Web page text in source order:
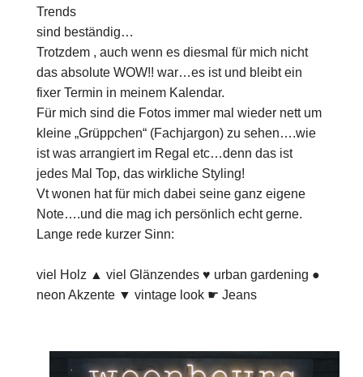
Trends
sind beständig…
Trotzdem , auch wenn es diesmal für mich nicht
das absolute WOW!! war…es ist und bleibt ein
fixer Termin in meinem Kalendar.
Für mich sind die Fotos immer mal wieder nett um
kleine „Grüppchen“ (Fachjargon) zu sehen….wie
ist was arrangiert im Regal etc…denn das ist
jedes Mal Top, das wirkliche Styling!
Vt wonen hat für mich dabei seine ganz eigene
Note….und die mag ich persönlich echt gerne.
Lange rede kurzer Sinn:
viel Holz ▲ viel Glänzendes ♥ urban gardening ●
neon Akzente ▼ vintage look ☛ Jeans